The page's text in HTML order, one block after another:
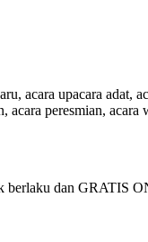
acara upacara adat,
acara peresmian,
dan GRATIS